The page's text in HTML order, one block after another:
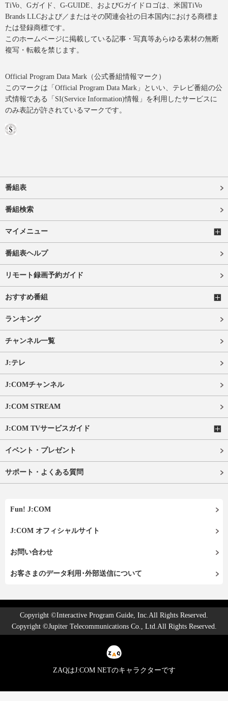
TiVo、Gガイド、G-GUIDE、およびGガイドロゴは、米国TiVo
Brands LLCおよび／またはその関連会社の日本国内における商標ま
たは登録商標です。
このホームページに掲載している記事・写真等あらゆる素材の無断
複写・転載を禁じます。
Official Program Data Mark（公式番組情報マーク）
このマークは「Official Program Data Mark」といい、テレビ番組の公
式情報である「SI(Service Information)情報」を利用したサービスに
のみ表記が許されているマークです。
番組表
番組検索
マイメニュー
番組表ヘルプ
リモート録画予約ガイド
おすすめ番組
ランキング
チャンネル一覧
J:テレ
J:COMチャンネル
J:COM STREAM
J:COM TVサービスガイド
イベント・プレゼント
サポート・よくある質問
Fun! J:COM
J:COM オフィシャルサイト
お問い合わせ
お客さまのデータ利用･外部送信について
Copyright ©Interactive Program Guide, Inc.All Rights Reserved.
Copyright ©Jupiter Telecommunications Co., Ltd.All Rights Reserved.
ZAQはJ:COM NETのキャラクターです